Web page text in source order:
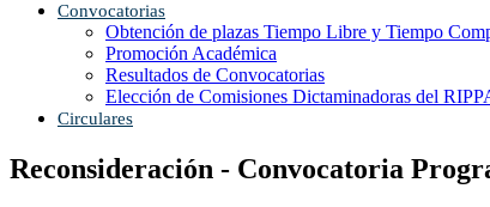
Convocatorias
Obtención de plazas Tiempo Libre y Tiempo
Promoción Académica
Resultados de Convocatorias
Elección de Comisiones Dictaminadoras del
Circulares
Reconsideración - Convocatoria